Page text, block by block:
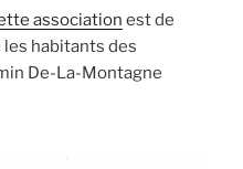
association est de
habitants des
De-La-Montagne